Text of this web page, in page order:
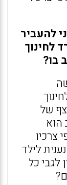
להעביר
לחינוך
בו?
של
הוא
צרכיו
לילד
לגבי כל